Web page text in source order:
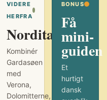
VIDERE
HERFRA
Norditalien
Kombinér
Gardasøen
med
Verona,
Dolomitterne,
BONUS
Få
mini-
guiden
Et
hurtigt
dansk